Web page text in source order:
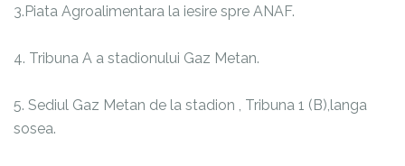
3.Piata Agroalimentara la iesire spre ANAF.
4. Tribuna A a stadionului Gaz Metan.
5. Sediul Gaz Metan de la stadion , Tribuna 1 (B),langa
sosea.